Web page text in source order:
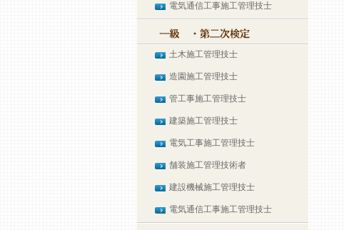
電気通信工事施工管理技士
土木施工管理技士
造園施工管理技士
管工事施工管理技士
建築施工管理技士
電気工事施工管理技士
舗装施工管理技術者
建設機械施工管理技士
電気通信工事施工管理技士